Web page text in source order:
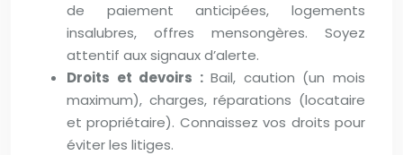
de paiement anticipées, logements
insalubres, offres mensongères. Soyez
attentif aux signaux d’alerte.
Droits et devoirs : Bail, caution (un mois
maximum), charges, réparations (locataire
et propriétaire). Connaissez vos droits pour
éviter les litiges.